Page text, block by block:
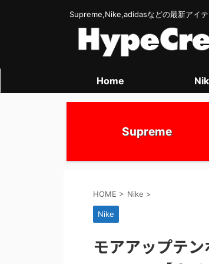
Supreme,Nike,adidasなどの最新アイ
Home
Supreme
HOME > Nike >
Nike
モアアップテ